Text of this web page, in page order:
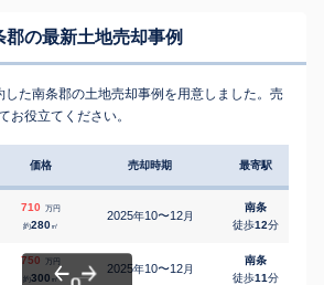
郡の最新土地売却事例
た南条郡の土地売却事例を用意しました。売
お役立てください。
価格 売却時期 最寄駅
710 万円
約280㎡
2025年10〜12月
南条
徒歩12分
750 万円
約300 ㎡
2025年10〜12月
南条
徒歩11分